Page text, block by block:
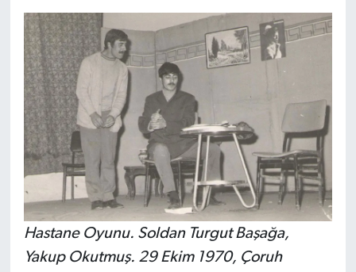
Hastane Oyunu. Soldan Turgut Başağa,
Yakup Okutmuş. 29 Ekim 1970, Çoruh